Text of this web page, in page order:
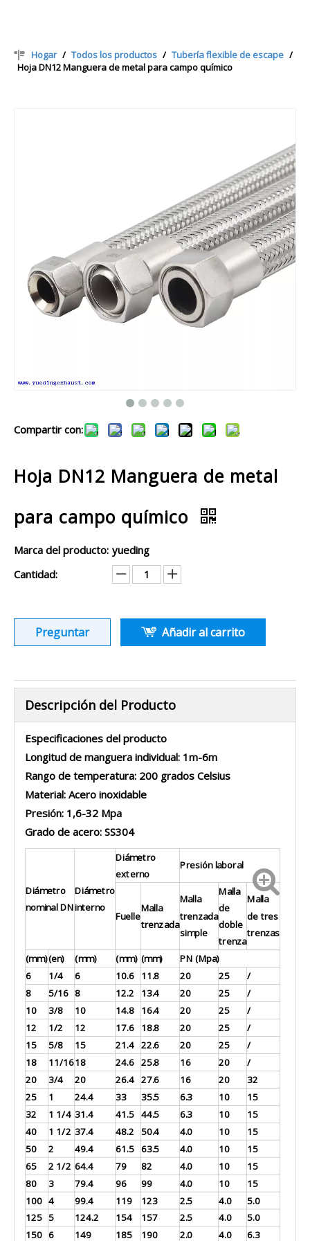
Hogar / Todos los productos / Tubería flexible de escape /
Hoja DN12 Manguera de metal para campo químico
Compartir con:
Hoja DN12 Manguera de metal
para campo químico
Marca del producto: yueding
Cantidad:
Preguntar Añadir al carrito
Descripción del Producto
Especificaciones del producto
Longitud de manguera individual: 1m-6m
Rango de temperatura: 200 grados Celsius
Material: Acero inoxidable
Presión: 1,6-32 Mpa
Grado de acero: SS304
Diámetro
nominal DN
Diámetro
interno
Diámetro
externo
Presión laboral
Fuelle
Malla
trenzada
Malla
trenzada
simple
Malla
de
doble
trenza
Malla
de tres
trenzas
(mm)(en) (mm) (mm) (mm)
PN (Mpa)
6
1/4 6 10.6 11.8 20 25
/
8
5/16 8 12.2 13.4 20 25
/
10
3/8 10 14.8 16.4 20 25
/
12
1/2 12 17.6 18.8 20 25 /
15 5/8 15 21.4 22.6 20 25 /
18 11/1618 24.6 25.8 16 20
/
20
3/4 20 26.4 27.6 16 20
32
25
1 24.4 33 35.5 6.3 10
15
32
1 1/4 31.4 41.5 44.5 6.3 10
15
40
1 1/2 37.4 48.2 50.4 4.0 10
15
50
2 49.4 61.5 63.5 4.0 10 15
65 2 1/2 64.4 79 82 4.0 10 15
80 3 79.4 96 99 4.0 10 15
100 4 99.4 119 123 2.5 4.0
5.0
125 5 124.2 154 157 2.5 4.0
5.0
150 6 149 185 190 2.0 4.0 6.3